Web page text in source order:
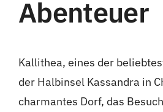
Abenteuer
Kallithea, eines der
der Halbinsel Kassandra in
charmantes Dorf, das